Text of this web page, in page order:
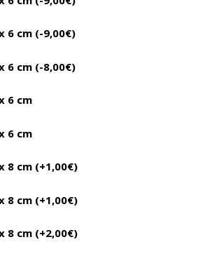
y confort.
de Látex.
SANITIFOAM una solución ideal para
indicado para su uso en silla de
6 cm (-9,00€)
6 cm (-8,00€)
6 cm
6 cm
8 cm (+1,00€)
8 cm (+1,00€)
8 cm (+2,00€)